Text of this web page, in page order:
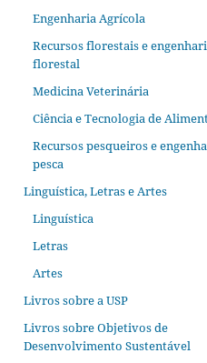
Engenharia Agrícola
Recursos florestais e
florestal
Medicina Veterinária
Ciência e Tecnologia de
Recursos pesqueiros e
pesca
Linguística, Letras e Artes
Linguística
Letras
Artes
Livros sobre a USP
Livros sobre Objetivos de
Desenvolvimento Sustentável